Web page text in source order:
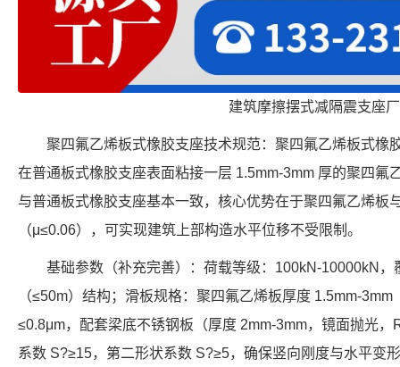
建筑摩擦摆式减隔震支座
聚四氟乙烯板式橡胶支座技术规范：聚四氟乙烯板式橡
在普通板式橡胶支座表面粘接一层 1.5mm-3mm 厚的聚四氟
与普通板式橡胶支座基本一致，核心优势在于聚四氟乙烯板
（μ≤0.06），可实现建筑上部构造水平位移不受限制。
基础参数（补充完善）：荷载等级：100kN-10000kN
（≤50m）结构；滑板规格：聚四氟乙烯板厚度 1.5mm-
≤0.8μm，配套梁底不锈钢板（厚度 2mm-3mm，镜面抛光
系数 S?≥15，第二形状系数 S?≥5，确保竖向刚度与水平变